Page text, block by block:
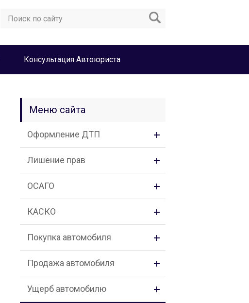
Консультация Автоюриста
Меню сайта
Оформление ДТП
Лишение прав
ОСАГО
КАСКО
Покупка автомобиля
Продажа автомобиля
Ущерб автомобилю